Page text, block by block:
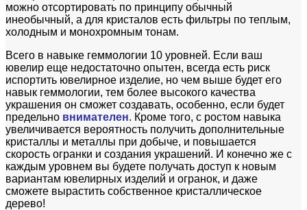
можно отсортировать по принципу обычный
инеобычный, а для кристалов есть фильтры по теплым,
холодным и монохромным тонам.
Всего в навыке геммологии 10 уровней. Если ваш
ювелир еще недостаточно опытен, всегда есть риск
испортить ювелирное изделие, но чем выше будет его
навык геммологии, тем более высокого качества
украшения он сможет создавать, особенно, если будет
предельно внимателен. Кроме того, с ростом навыка
увеличивается вероятность получить дополнительные
кристаллы и металлы при добыче, и повышается
скорость огранки и создания украшений. И конечно же с
каждым уровнем вы будете получать доступ к новым
вариантам ювелирных изделий и огранок, и даже
сможете вырастить собственное кристаллическое
дерево!